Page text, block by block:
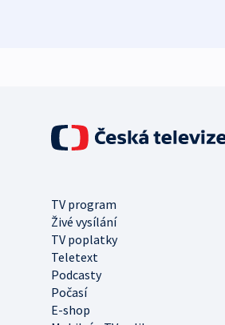
TV program
Živé vysílání
TV poplatky
Teletext
Podcasty
Počasí
E-shop